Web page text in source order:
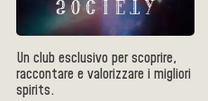
Un club esclusivo per scoprire,
raccontare e valorizzare i migliori
spirits.